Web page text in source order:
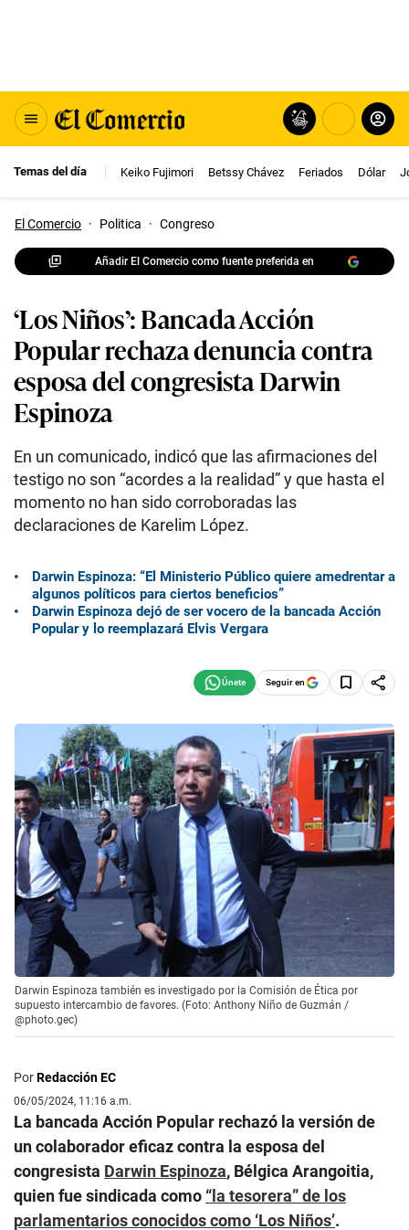
Temas del día Keiko Fujimori Betssy Chávez Feriados Dólar
El Comercio · Politica · Congreso
Añadir El Comercio como fuente preferida en
‘Los Niños’: Bancada Acción
Popular rechaza denuncia contra
esposa del congresista Darwin
Espinoza
En un comunicado, indicó que las afirmaciones del
testigo no son “acordes a la realidad” y que hasta el
momento no han sido corroboradas las
declaraciones de Karelim López.
Darwin Espinoza: “El Ministerio Público quiere amedrentar a
algunos políticos para ciertos beneficios”
Darwin Espinoza dejó de ser vocero de la bancada Acción
Popular y lo reemplazará Elvis Vergara
Seguir en
Darwin Espinoza también es investigado por la Comisión de Ética por
supuesto intercambio de favores. (Foto: Anthony Niño de Guzmán /
@photo.gec)
PorRedacción EC
06/05/2024, 11:16 a.m.
La bancada Acción Popular rechazó la versión de
un colaborador eficaz contra la esposa del
congresista Darwin Espinoza, Bélgica Arangoitia,
quien fue sindicada como “la tesorera” de los
parlamentarios conocidos como ‘Los Niños’.